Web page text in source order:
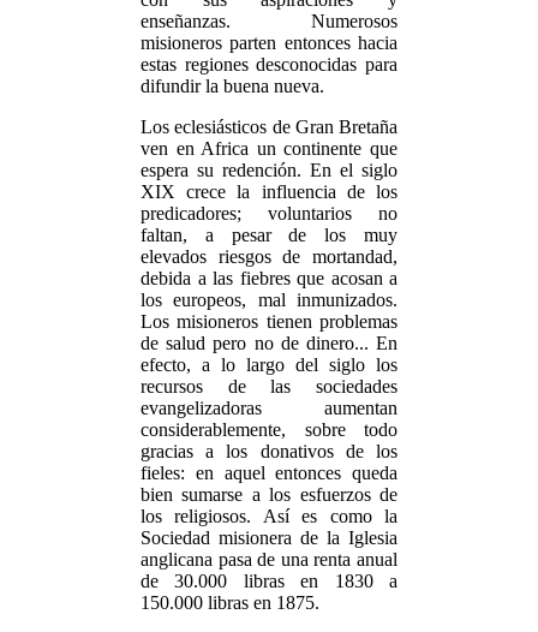
enseñanzas. Numerosos
misioneros parten entonces hacia
estas regiones desconocidas para
difundir la buena nueva.
Los eclesiásticos de Gran Bretaña
ven en Africa un continente que
espera su redención. En el siglo
XIX crece la influencia de los
predicadores; voluntarios no
faltan, a pesar de los muy
elevados riesgos de mortandad,
debida a las fiebres que acosan a
los europeos, mal inmunizados.
Los misioneros tienen problemas
de salud pero no de dinero... En
efecto, a lo largo del siglo los
recursos de las sociedades
evangelizadoras aumentan
considerablemente, sobre todo
gracias a los donativos de los
fieles: en aquel entonces queda
bien sumarse a los esfuerzos de
los religiosos. Así es como la
Sociedad misionera de la Iglesia
anglicana pasa de una renta anual
de 30.000 libras en 1830 a
150.000 libras en 1875.